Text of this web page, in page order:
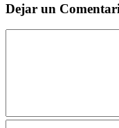
Dejar un